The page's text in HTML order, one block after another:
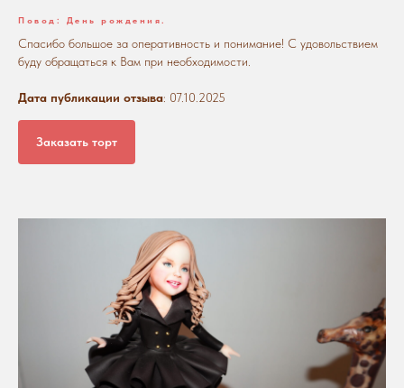
Повод: День рождения.
Спасибо большое за оперативность и понимание! С удовольствием
буду обращаться к Вам при необходимости.
Дата публикации отзыва: 07.10.2025
Заказать торт